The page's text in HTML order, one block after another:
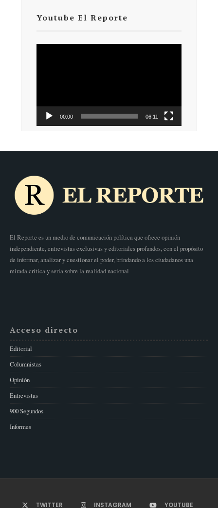
Youtube El Reporte
00:00 06:11
El Reporte es un medio de comunicación política que ofrece opinión
independiente, entrevistas exclusivas y editoriales profundos, con el propósito
de informar, analizar y cuestionar el poder, brindando a los ciudadanos una
mirada crítica y seria sobre la realidad nacional
Acceso directo
Editorial
Columnistas
Opinión
Entrevistas
900 Segundos
Informes
TWITTER INSTAGRAM YOUTUBE